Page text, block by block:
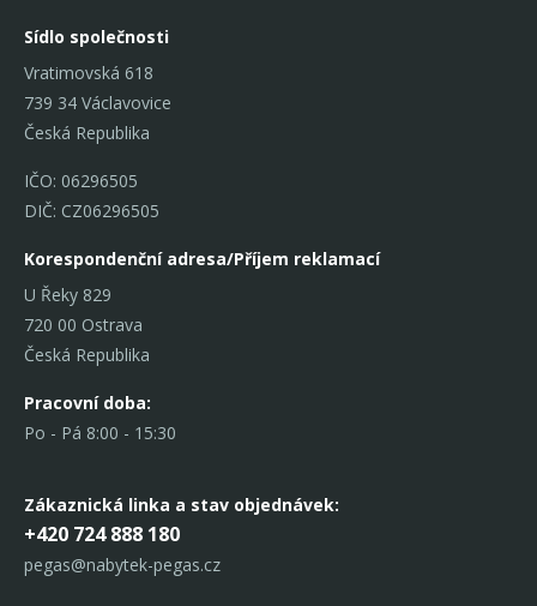
Sídlo společnosti
Vratimovská 618
739 34 Václavovice
Česká Republika
IČO: 06296505
DIČ: CZ06296505
Korespondenční adresa/Příjem reklamací
U Řeky 829
720 00 Ostrava
Česká Republika
Pracovní doba:
Po - Pá 8:00 - 15:30
Zákaznická linka a stav objednávek:
+420 724 888 180
pegas@nabytek-pegas.cz